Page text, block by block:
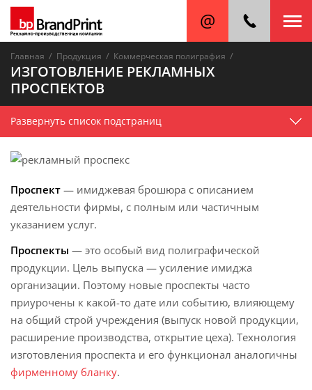
Главная / Продукция / Коммерческая полиграфия /
ИЗГОТОВЛЕНИЕ РЕКЛАМНЫХ
ПРОСПЕКТОВ
Развернуть список подстраниц
Проспект — имиджевая брошюра с описанием
деятельности фирмы, с полным или частичным
указанием услуг.
Проспекты — это особый вид полиграфической
продукции. Цель выпуска — усиление имиджа
организации. Поэтому новые проспекты часто
приурочены к какой-то дате или событию, влияющему
на общий строй учреждения (выпуск новой продукции,
расширение производства, открытие цеха). Технология
изготовления проспекта и его функционал аналогичны
фирменному бланку.